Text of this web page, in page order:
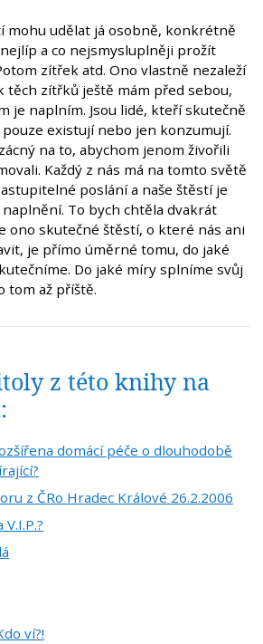
mohu udělat já osobně, konkrétně
nejlíp a co nejsmysluplněji prožít
zítřek atd. Ono vlastně nezaleží
těch zítřků ještě mám před sebou,
je naplním. Jsou lidé, kteří skutečně
existují nebo jen konzumují.
na to, abychom jenom živořili
Každý z nás má na tomto světě
poslání a naše štěstí je
To bych chtěla dvakrát
ono skutečné štěstí, o které nás ani
je přímo úměrné tomu, do jaké
Do jaké míry splníme svůj
tom až příště.
z této knihy na
domácí péče o dlouhodobě
z ČRo Hradec Králové 26.2.2006
ví?!